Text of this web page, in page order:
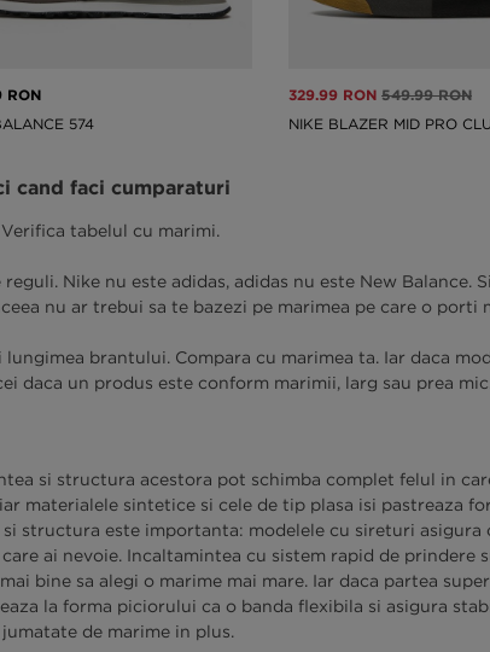
RON
574
329.99 RON 549.99 RON
NIKE BLAZER MID PRO
cand faci cumparaturi
tabelul cu marimi.
Nike nu este adidas, adidas nu este New Balance.
nu ar trebui sa te bazezi pe marimea pe care o porti
brantului. Compara cu marimea ta. Iar daca
daca un produs este conform marimii, larg sau prea
si structura acestora pot schimba complet felul in
materialele sintetice si cele de tip plasa isi pastreaza
si structura este importanta: modelele cu sireturi
ai nevoie. Incaltamintea cu sistem rapid de
bine sa alegi o marime mai mare. Iar daca partea
la forma piciorului ca o banda flexibila si asigura
de marime in plus.